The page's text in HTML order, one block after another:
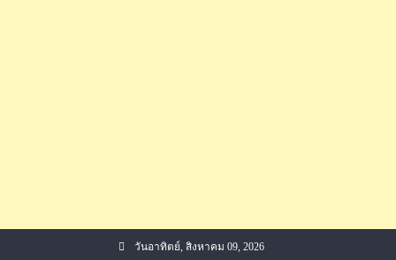
วันอาทิตย์, สิงหาคม 09, 2026